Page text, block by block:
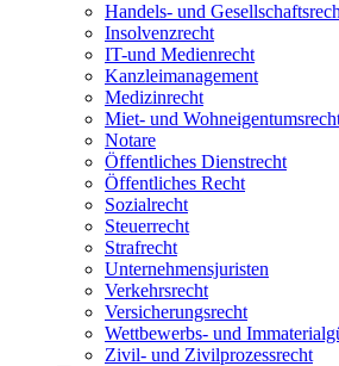
Handels- und
Insolvenzrecht
IT-und Medienrecht
Kanzleimanagement
Medizinrecht
Miet- und
Notare
Öffentliches Dienstrecht
Öffentliches Recht
Sozialrecht
Steuerrecht
Strafrecht
Unternehmensjuristen
Verkehrsrecht
Versicherungsrecht
Wettbewerbs- und
Zivil- und Zivilprozessrecht